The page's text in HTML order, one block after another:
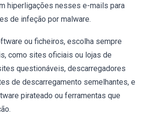
hiperligações nesses e-mails para
de infeção por malware.
ou ficheiros, escolha sempre
como sites oficiais ou lojas de
questionáveis, descarregadores
de descarregamento semelhantes, e
pirateado ou ferramentas que